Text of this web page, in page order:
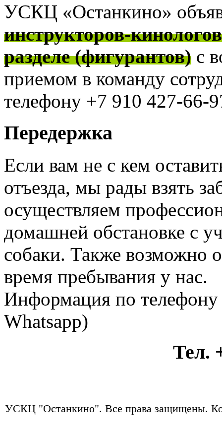
УСКЦ «Останкино»
инструкторов-
разделе (фигурантов) с
приемом в команду
телефону +7 910 427-66-
Передержка
Если вам не с кем
отъезда, мы рады взять
осуществляем
домашней обстановке с
собаки. Также возможно
время пребывания у нас.
Информация по
Whatsapp)
Тел.
УСКЦ "Останкино". Все права защищены.